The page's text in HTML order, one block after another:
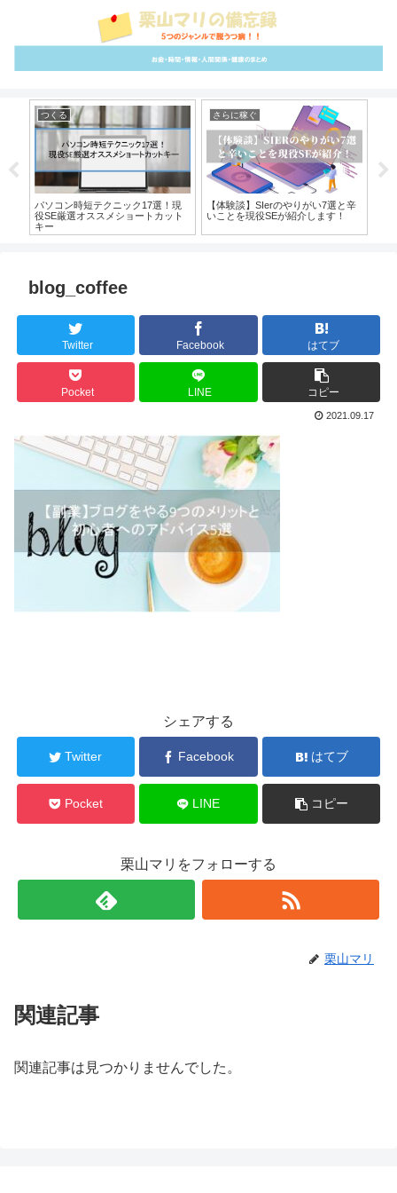
つくる
パソコン時短テクニック17選！現
役SE厳選オススメショートカット
キー
さらに稼ぐ
【体験談】SIerのやりがい7選と辛
いことを現役SEが紹介します！
blog_coffee
Twitter Facebook はてブ
Pocket LINE コピー
2021.09.17
シェアする
Twitter Facebook はてブ
Pocket LINE コピー
栗山マリをフォローする
栗山マリ
関連記事
関連記事は見つかりませんでした。